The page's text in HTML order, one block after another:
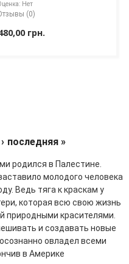
Нет
(0)
грн.
последняя »
родился в Палестине.
молодого человека
Ведь тяга к краскам у
которая всю свою жизнь
природными красителями.
и создавать новые
овладел всеми
в Америке